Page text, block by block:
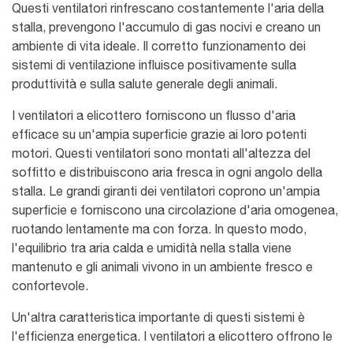
Questi ventilatori rinfrescano costantemente l'aria della
stalla, prevengono l'accumulo di gas nocivi e creano un
ambiente di vita ideale. Il corretto funzionamento dei
sistemi di ventilazione influisce positivamente sulla
produttività e sulla salute generale degli animali.
I ventilatori a elicottero forniscono un flusso d'aria
efficace su un'ampia superficie grazie ai loro potenti
motori. Questi ventilatori sono montati all'altezza del
soffitto e distribuiscono aria fresca in ogni angolo della
stalla. Le grandi giranti dei ventilatori coprono un'ampia
superficie e forniscono una circolazione d'aria omogenea,
ruotando lentamente ma con forza. In questo modo,
l'equilibrio tra aria calda e umidità nella stalla viene
mantenuto e gli animali vivono in un ambiente fresco e
confortevole.
Un'altra caratteristica importante di questi sistemi è
l'efficienza energetica. I ventilatori a elicottero offrono le